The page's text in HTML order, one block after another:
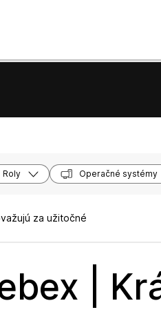
Roly Operačné systémy
za užitočné
|